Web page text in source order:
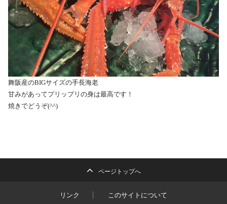
舞阪産のBIGサイズの手長海老
甘みがあってプリップリの身は最高です！
焼きでどうぞ(^^)
ページトップへ
リンク このサイトについて